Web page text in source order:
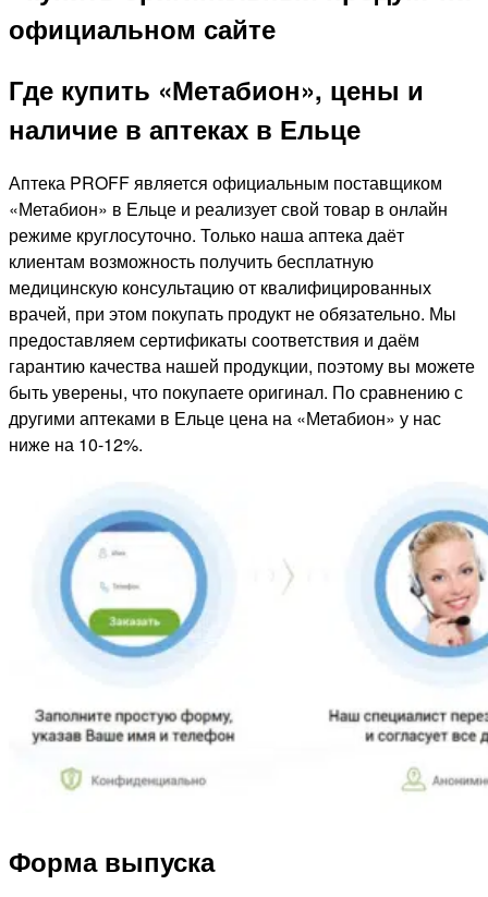
Где купить «Метабион», цены и
наличие в аптеках в Ельце
Аптека PROFF является официальным поставщиком
«Метабион» в Ельце и реализует свой товар в онлайн
режиме круглосуточно. Только наша аптека даёт
клиентам возможность получить бесплатную
медицинскую консультацию от квалифицированных
врачей, при этом покупать продукт не обязательно. Мы
предоставляем сертификаты соответствия и даём
гарантию качества нашей продукции, поэтому вы можете
быть уверены, что покупаете оригинал. По сравнению с
другими аптеками в Ельце цена на «Метабион» у нас
ниже на 10-12%.
Форма выпуска